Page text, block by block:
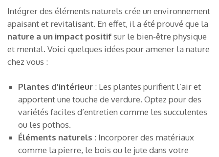
Intégrer des éléments naturels crée un environnement
apaisant et revitalisant. En effet, il a été prouvé que la
nature a un impact positifsur le bien-être physique
et mental. Voici quelques idées pour amener la nature
chez vous :
Plantes d’intérieur : Les plantes purifient l’air et
apportent une touche de verdure. Optez pour des
variétés faciles d’entretien comme les succulentes
ou les pothos.
Éléments naturels : Incorporer des matériaux
comme la pierre, le bois ou le jute dans votre